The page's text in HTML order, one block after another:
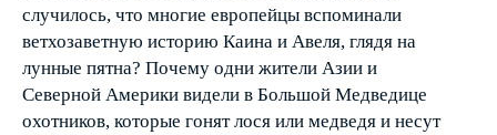
случилось, что многие европейцы вспоминали
ветхозаветную историю Каина и Авеля, глядя на
лунные пятна? Почему одни жители Азии и
Северной Америки видели в Большой Медведице
охотников, которые гонят лося или медведя и несут